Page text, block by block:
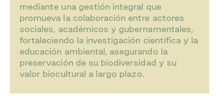
mediante una gestión integral que
promueva la colaboración entre actores
sociales, académicos y gubernamentales,
fortaleciendo la investigación científica y la
educación ambiental, asegurando la
preservación de su biodiversidad y su
valor biocultural a largo plazo.